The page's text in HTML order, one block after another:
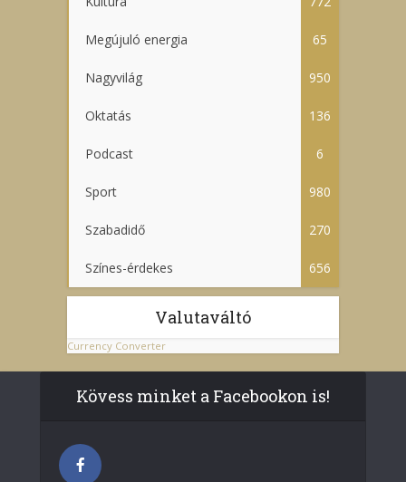
Megújuló energia 65
Nagyvilág 950
Oktatás 136
Podcast 6
Sport 980
Szabadidő 270
Színes-érdekes 656
Valutaváltó
Currency Converter
Kövess minket a Facebookon is!